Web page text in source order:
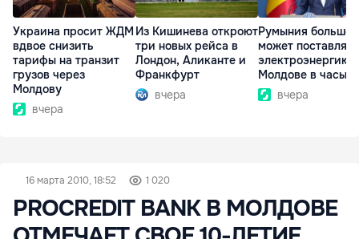
Украина просит ЖДМ
вдвое снизить
тарифы на транзит
грузов через
Молдову
вчера
Из Кишинева откроют
три новых рейса в
Лондон, Аликанте и
Франкфурт
вчера
Румыния больше
может поставлять
электроэнергию
Молдове в часы
вчера
16 марта 2010, 18:52 1 020
PROCREDIT BANK В МОЛДОВЕ